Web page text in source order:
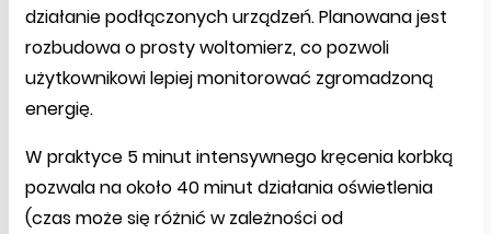
działanie podłączonych urządzeń. Planowana jest
rozbudowa o prosty woltomierz, co pozwoli
użytkownikowi lepiej monitorować zgromadzoną
energię.
W praktyce 5 minut intensywnego kręcenia korbką
pozwala na około 40 minut działania oświetlenia
(czas może się różnić w zależności od